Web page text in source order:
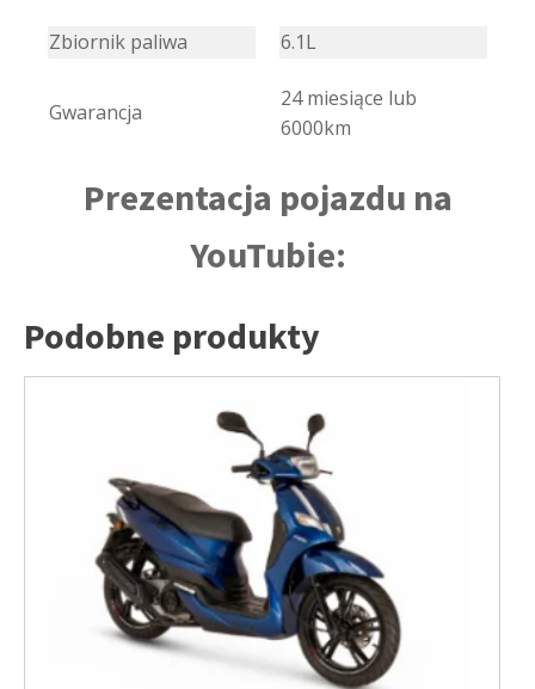
Zbiornik paliwa 6.1L
Gwarancja
24 miesiące lub
6000km
Prezentacja pojazdu na
YouTubie:
Podobne produkty